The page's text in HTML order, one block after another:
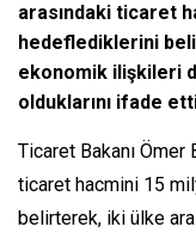
arasındaki ticaret
hedeflediklerini
ekonomik ilişkileri
olduklarını ifade
Ticaret Bakanı
ticaret hacmini 15
belirterek, iki ülke